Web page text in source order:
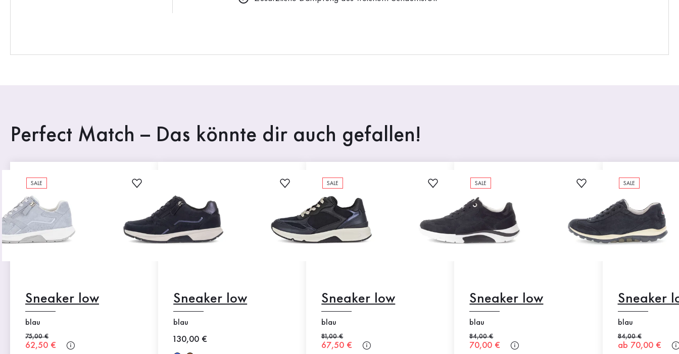
Perfect Match – Das könnte dir auch gefallen!
SALE
Sneaker low
blau
Alter Preis
75,00 €
Neuer Preis
62,50 €
Sneaker low
blau
Neuer Preis
130,00 €
SALE
Sneaker low
blau
Alter Preis
81,00 €
Neuer Preis
67,50 €
SALE
Sneaker low
blau
Alter Preis
84,00 €
Neuer Preis
70,00 €
SALE
Sneaker
blau
Alter Preis
84,00 €
Neuer Preis
ab 70,00 €